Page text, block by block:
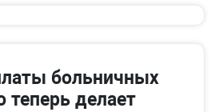
больничных
теперь делает